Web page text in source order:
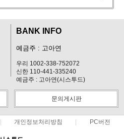
BANK INFO
예금주 : 고아연
우리 1002-338-752072
신한 110-441-335240
예금주 : 고아연(시스투드)
문의게시판
개인정보처리방침 PC버전